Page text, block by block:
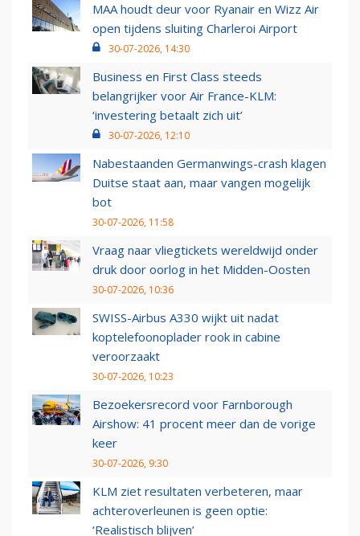
MAA houdt deur voor Ryanair en Wizz Air
open tijdens sluiting Charleroi Airport
30-07-2026, 14:30
Business en First Class steeds
belangrijker voor Air France-KLM:
‘investering betaalt zich uit’
30-07-2026, 12:10
Nabestaanden Germanwings-crash klagen
Duitse staat aan, maar vangen mogelijk
bot
30-07-2026, 11:58
Vraag naar vliegtickets wereldwijd onder
druk door oorlog in het Midden-Oosten
30-07-2026, 10:36
SWISS-Airbus A330 wijkt uit nadat
koptelefoonoplader rook in cabine
veroorzaakt
30-07-2026, 10:23
Bezoekersrecord voor Farnborough
Airshow: 41 procent meer dan de vorige
keer
30-07-2026, 9:30
KLM ziet resultaten verbeteren, maar
achteroverleunen is geen optie:
‘Realistisch blijven’